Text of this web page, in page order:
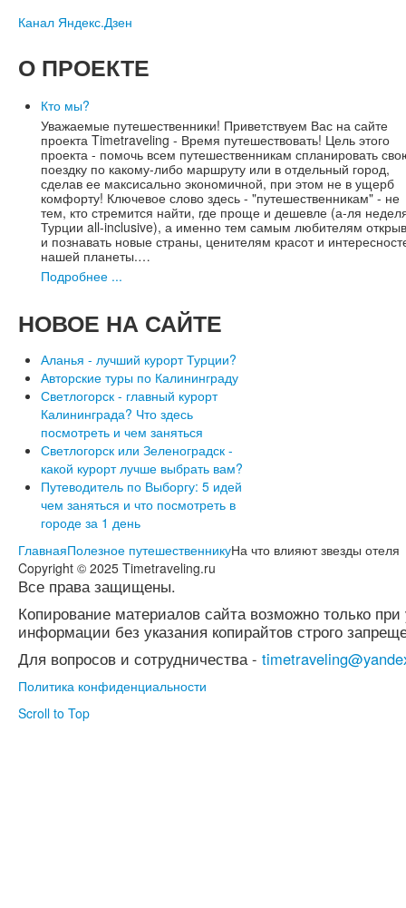
Канал Яндекс.Дзен
О ПРОЕКТЕ
Кто мы?
Уважаемые путешественники! Приветствуем Вас на сайте
проекта Timetraveling - Время путешествовать! Цель этого
проекта - помочь всем путешественникам спланировать
поездку по какому-либо маршруту или в отдельный город,
сделав ее максисально экономичной, при этом не в ущерб
комфорту! Ключевое слово здесь - "путешественникам" - не
тем, кто стремится найти, где проще и дешевле (а-ля
Турции all-inclusive), а именно тем самым любителям
и познавать новые страны, ценителям красот и
нашей планеты.…
Подробнее ...
НОВОЕ НА САЙТЕ
Аланья - лучший курорт Турции?
Авторские туры по Калининграду
Светлогорск - главный курорт
Калининграда? Что здесь
посмотреть и чем заняться
Светлогорск или Зеленоградск -
какой курорт лучше выбрать вам?
Путеводитель по Выборгу: 5 идей
чем заняться и что посмотреть в
городе за 1 день
ГлавнаяПолезное путешественникуНа что влияют звезды отеля
Copyright © 2025 Timetraveling.ru
Все права защищены.
Копирование материалов сайта возможно только
информации без указания копирайтов строго
Для вопросов и сотрудничества -
Политика конфиденциальности
Scroll to Top